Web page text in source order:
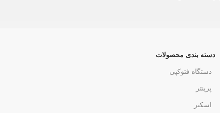
دسته بندی محصولات
دستگاه فتوکپی
پرینتر
اسکنر